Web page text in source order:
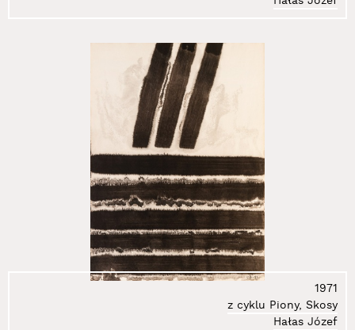
1971
z cyklu Piony, Skosy
Hałas Józef